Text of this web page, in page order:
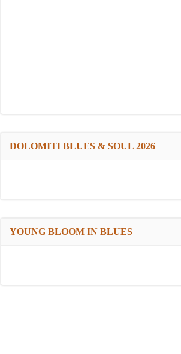
DOLOMITI BLUES & SOUL 2026
YOUNG BLOOM IN BLUES